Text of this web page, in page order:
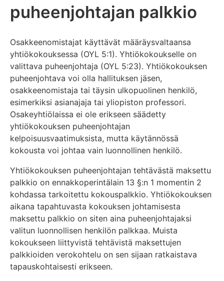
puheenjohtajan palkkio
Osakkeenomistajat käyttävät määräysvaltaansa
yhtiökokouksessa (OYL 5:1). Yhtiökokoukselle on
valittava puheenjohtaja (OYL 5:23). Yhtiökokouksen
puheenjohtava voi olla hallituksen jäsen,
osakkeenomistaja tai täysin ulkopuolinen henkilö,
esimerkiksi asianajaja tai yliopiston professori.
Osakeyhtiölaissa ei ole erikseen säädetty
yhtiökokouksen puheenjohtajan
kelpoisuusvaatimuksista, mutta käytännössä
kokousta voi johtaa vain luonnollinen henkilö.
Yhtiökokouksen puheenjohtajan tehtävästä maksettu
palkkio on ennakkoperintälain 13 §:n 1 momentin 2
kohdassa tarkoitettu kokouspalkkio. Yhtiökokouksen
aikana tapahtuvasta kokouksen johtamisesta
maksettu palkkio on siten aina puheenjohtajaksi
valitun luonnollisen henkilön palkkaa. Muista
kokoukseen liittyvistä tehtävistä maksettujen
palkkioiden verokohtelu on sen sijaan ratkaistava
tapauskohtaisesti erikseen.